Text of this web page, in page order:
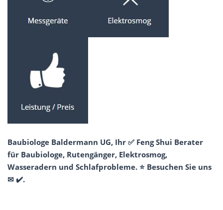
Baubiologe Baldermann UG, Ihr ✅ Feng Shui Berater
für Baubiologe, Rutengänger, Elektrosmog,
Wasseradern und Schlafprobleme. ⭐ Besuchen Sie uns
✉ ✔️.